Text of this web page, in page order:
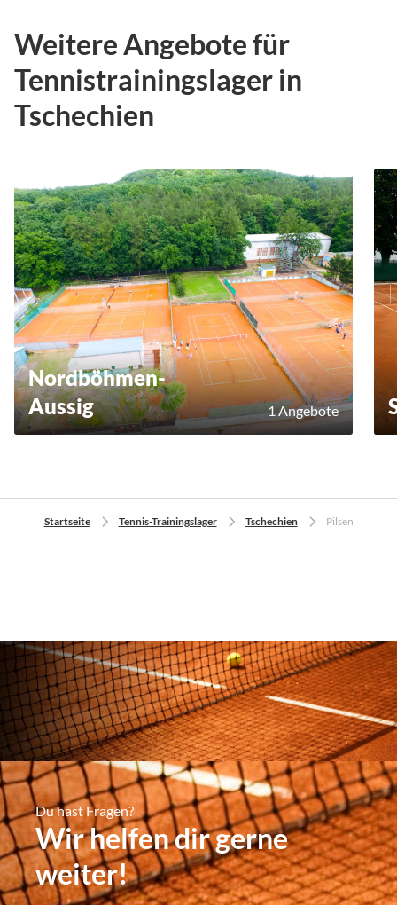
Weitere Angebote für
Tennistrainingslager in
Tschechien
Nordböhmen-
Aussig
1 Angebote
Startseite Tennis-Trainingslager Tschechien Pilsen
Du hast Fragen?
Wir helfen dir gerne
weiter!